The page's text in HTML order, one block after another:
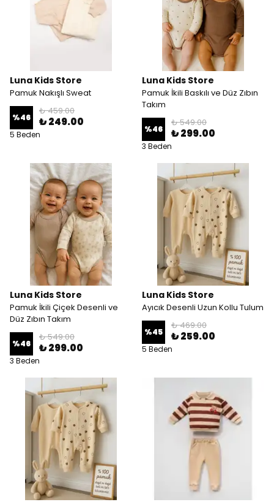
Luna Kids Store
Pamuk Nakışlı Sweat
%46
₺ 459.00
₺ 249.00
5 Beden
Luna Kids Store
Pamuk İkili Baskılı ve Düz Zıbın
Takım
%46
₺ 549.00
₺ 299.00
3 Beden
Luna Kids Store
Pamuk İkili Çiçek Desenli ve
Düz Zıbın Takım
%46
₺ 549.00
₺ 299.00
3 Beden
Luna Kids Store
Ayıcık Desenli Uzun Kollu Tulum
%45
₺ 469.00
₺ 259.00
5 Beden